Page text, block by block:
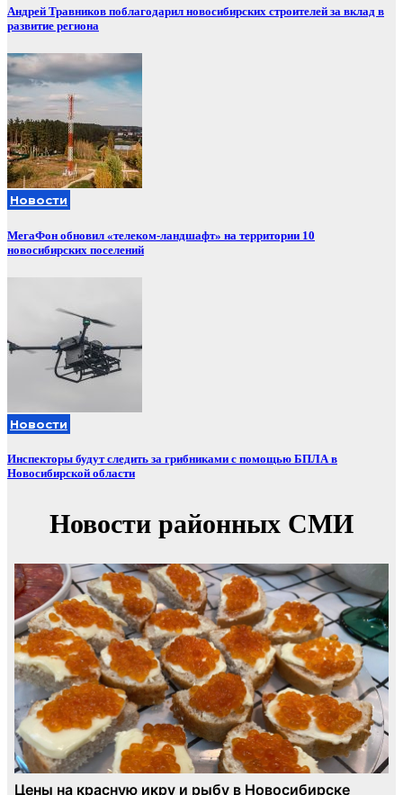
Андрей Травников поблагодарил новосибирских строителей за вклад в
развитие региона
Новости
МегаФон обновил «телеком-ландшафт» на территории 10
новосибирских поселений
Новости
Инспекторы будут следить за грибниками с помощью БПЛА в
Новосибирской области